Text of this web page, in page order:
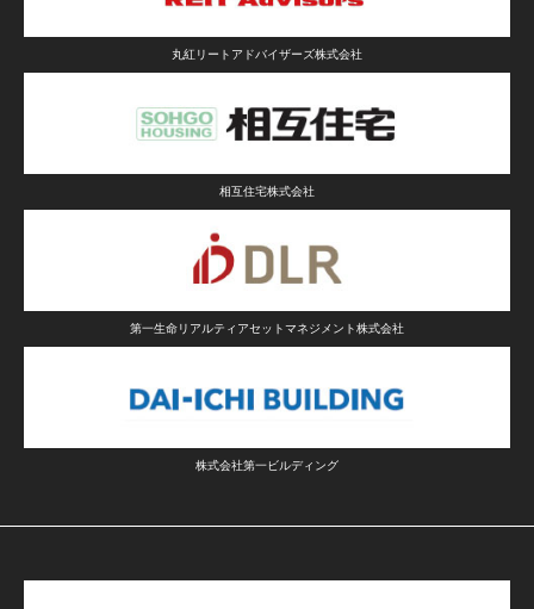
丸紅リートアドバイザーズ株式会社
相互住宅株式会社
第一生命リアルティアセットマネジメント株式会社
株式会社第一ビルディング